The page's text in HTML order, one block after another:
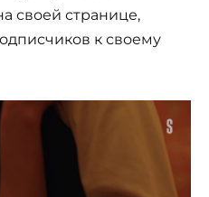
своей странице,
к своему